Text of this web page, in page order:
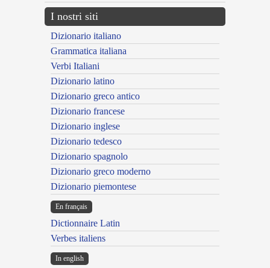
I nostri siti
Dizionario italiano
Grammatica italiana
Verbi Italiani
Dizionario latino
Dizionario greco antico
Dizionario francese
Dizionario inglese
Dizionario tedesco
Dizionario spagnolo
Dizionario greco moderno
Dizionario piemontese
En français
Dictionnaire Latin
Verbes italiens
In english